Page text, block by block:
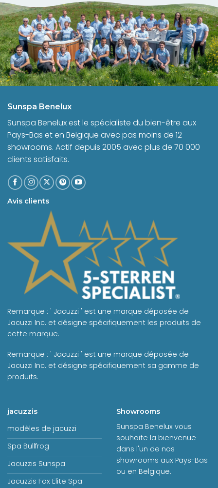
Sunspa Benelux
Sunspa Benelux est le spécialiste du bien-être aux
Pays-Bas et en Belgique avec pas moins de 12
showrooms. Actif depuis 2005 avec plus de 70 000
clients satisfaits.
Avis clients
Remarque : ' Jacuzzi ' est une marque déposée de
Jacuzzi Inc. et désigne spécifiquement les produits de
cette marque.
Remarque : ' Jacuzzi ' est une marque déposée de
Jacuzzi Inc. et désigne spécifiquement sa gamme de
produits.
jacuzzis
modèles de jacuzzi
Spa Bullfrog
Jacuzzis Sunspa
Jacuzzis Fox Elite Spa
Showrooms
Sunspa Benelux vous
souhaite la bienvenue
dans l'un de nos
showrooms aux Pays-Bas
ou en Belgique.